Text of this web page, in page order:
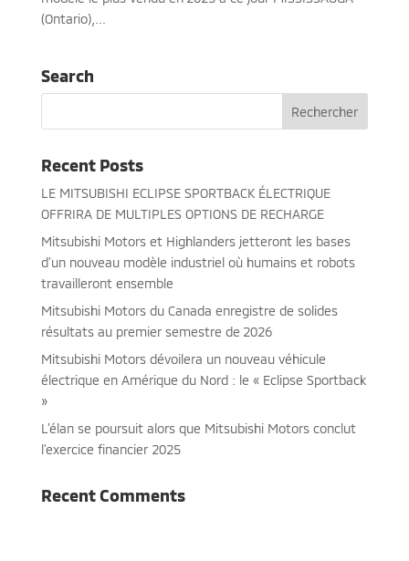
(Ontario),...
Search
Recent Posts
LE MITSUBISHI ECLIPSE SPORTBACK ÉLECTRIQUE
OFFRIRA DE MULTIPLES OPTIONS DE RECHARGE
Mitsubishi Motors et Highlanders jetteront les bases
d’un nouveau modèle industriel où humains et robots
travailleront ensemble
Mitsubishi Motors du Canada enregistre de solides
résultats au premier semestre de 2026
Mitsubishi Motors dévoilera un nouveau véhicule
électrique en Amérique du Nord : le « Eclipse Sportback
»
L’élan se poursuit alors que Mitsubishi Motors conclut
l’exercice financier 2025
Recent Comments